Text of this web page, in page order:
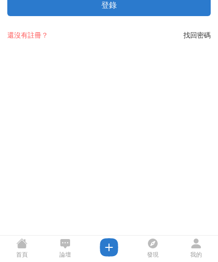
登錄
找回密碼
還沒有註冊？
首頁 論壇 發現 我的